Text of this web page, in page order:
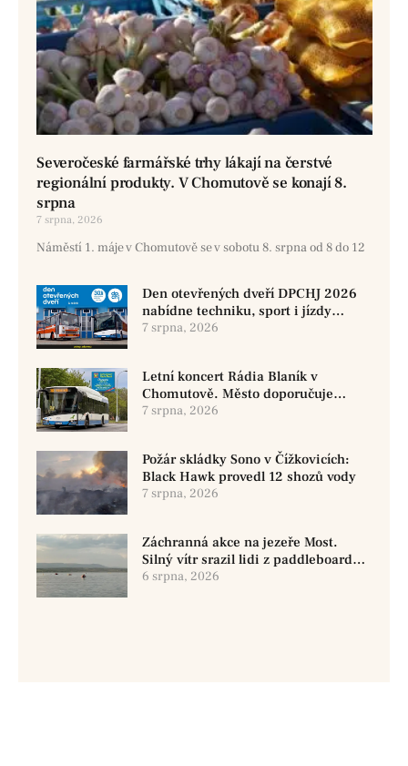
Severočeské farmářské trhy lákají na čerstvé
regionální produkty. V Chomutově se konají 8.
srpna
7 srpna, 2026
Náměstí 1. máje v Chomutově se v sobotu 8. srpna od 8 do 12
Den otevřených dveří DPCHJ 2026
nabídne techniku, sport i jízdy
historickými vozy
7 srpna, 2026
Letní koncert Rádia Blaník v
Chomutově. Město doporučuje
využít MHD
7 srpna, 2026
Požár skládky Sono v Čížkovicích:
Black Hawk provedl 12 shozů vody
7 srpna, 2026
Záchranná akce na jezeře Most.
Silný vítr srazil lidi z paddleboardů,
dvě osoby se pohřešují
6 srpna, 2026